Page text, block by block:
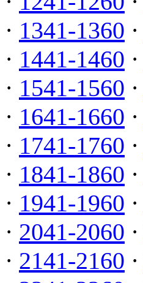
· 1341-1360 ·
· 1441-1460 ·
· 1541-1560 ·
· 1641-1660 ·
· 1741-1760 ·
· 1841-1860 ·
· 1941-1960 ·
· 2041-2060 ·
· 2141-2160 ·